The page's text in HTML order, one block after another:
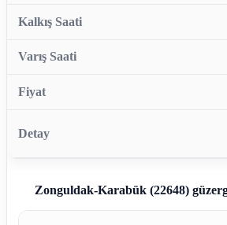
Zonguldak-Karabük (22648)